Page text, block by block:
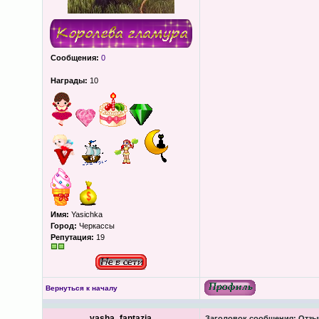
Сообщения: 0
Награды: 10
Имя: Yasichka
Город: Черкассы
Репутация: 19
Вернуться к началу